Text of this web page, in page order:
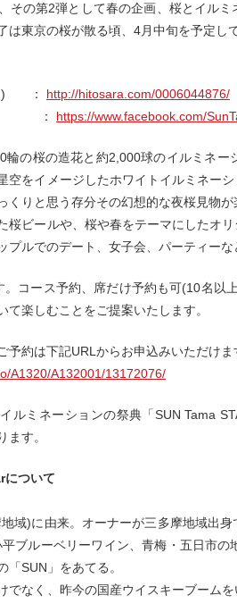
その第2弾として春の企画、桜とイル
は東京の桜が散る頃、4月中旬を予定し
ト) ： http://hitosara.com/0006044876/
： https://www.facebook.com/
輪の桜の造花と約2,000球のイルミネ
空をイメージしたホワイトイルミネー
くりと思う存分その幻想的な夜桜見物が
桜ビールや、桜や春をテーマにしたオ
プルでのデート、女子会、パーティーな
コース予約、席だけ予約も可(10名以
て楽しむことをご提案いたします。
予約は下記URLからお申込みいただけま
A1320/A132001/13172076/
ルミネーションの祭典「SUN Tama
す。
について
域)に由来。オーナーが三多摩地域出
ブルーベリーワイン、青梅・五日市
「SUN」をあてる。
でなく、昨今の国産ウイスキーブーム